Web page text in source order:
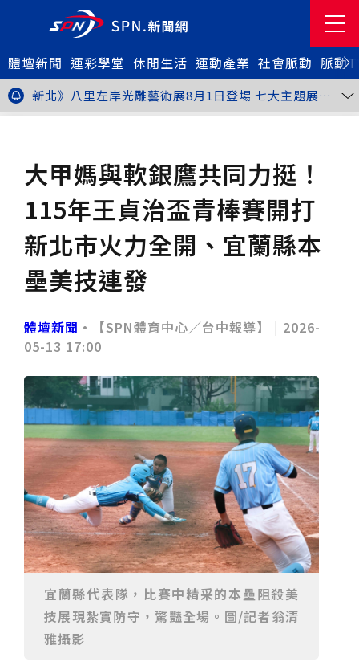
體壇新聞 運彩學堂 休閒生活 運動產業 社會脈動 脈動
金牌搖籃驚傳「球荒」！江啟臣偕運彩公會挺萬和國
中，捐贈 1800 顆羽球助小將 4 月全中運奪金
台中》15分鐘的診療，13年的堅持！ 中山醫大牙醫系
跨海義診13年
新北》八里左岸光雕藝術展8月1日登場 七大主題展區
打造夏夜光影盛宴
台中》中聯油脂案釀全民恐慌 議員張芬郁質詢轟食安稽
適圈」祕笈
台中》食安風暴擴大 中彰投苗縣市長參選人提「食安聯
防治理平台」等3主張
台中》中山醫大攜手新創登陸亞洲生技展 發表「微奈米
眼用鏡片」等13項臨床研發技術
高雄》啟用近30年迎來外觀與結構重塑 高雄旗津輪渡
站改造完工啟用
縮短藥效等待期！中山附醫引進速效抗憂鬱鼻噴劑 24
小時內見效、助重症患者重返社會
台北》首創水資源循環教育園區 民生水資再生廠環教館
正式啟用
專題人物》我不是會長，是歐巴桑！」穆閩珠自掏腰包
藝術治療走出多年陰霾
台中》強颱巴威逼近 中市勞工局籲落實防颱整備
台中》中捷聯名VTuber活動告捷 首5日運量增24%周
中部首間雅樂軒酒店
THE世界大學影響力排名公佈 中山醫大SDG3獲全球第
23名、全台醫學大學第3名
桃園市籌備115年全民運動會 體育局：預計9月前完成
台中》中山醫大響應「30+大學計畫」 推出餐飲經營與
高齡照護學分專班
三星伴月聯手金星近鬼宿星團 端午連假西方低空上演天
台中》端午節前勞累驚覺單側無力 攤商「亞急性腦出
血」醫籲三徵兆速就醫
台中》跨越萬里深耕20年 中山附醫協助吐瓦魯建置首
套急診檢傷系統
世足》姆巴佩梅開二度破隊史紀錄 法國3比1擊敗塞內
加爾奪世界盃開門紅
搶攻端午連假人潮 臺北天文館推銀河特展與免費劇場搶
客台中》萬豐國小奪少棒全國冠軍 赴美參賽盼各界正視
500萬經費缺口
蕭美琴視察帛琉Malakal島開發計畫 盼深化台帛水產與
醫療合作
婦人眼角冒水皰確診帶狀皰疹 臺中醫院跨科即時診治化
解失明與腦炎危機
參山處「梨山原民歌舞與工藝體驗」6月登場 結合永續
觀光推深度部落旅遊
台中》中央挹注逾8成！蔡其昌爭取4980萬 翻新清水五
權路道路與人行步道
智慧科技解救護士的腿！中山醫大與仁寶攜手「送藥機
器人」月省醫護120公里步程
台北》污水廠變身都市綠洲！內湖運動公園全新戲水區
盛大開放 智慧預約環教體驗
嘉義》搶攻端午親子商機！嘉義縣推「沉浸式角色扮
演」 邀學童化身小海盜、建築職人全台放電
阿里山精品咖啡香 成為端午與暑假深度旅遊新亮點
臺中甩「六都第一胖」稱號！「2026台中星燃計畫」啟
大甲媽與軟銀鷹共同力挺！
115年王貞治盃青棒賽開打
新北市火力全開、宜蘭縣本
壘美技連發
體壇新聞 •【SPN體育中心／台中報導】 | 2026-
05-13 17:00
宜蘭縣代表隊，比賽中精采的本壘阻殺美
技展現紮實防守，驚豔全場。圖/記者翁清
雅攝影